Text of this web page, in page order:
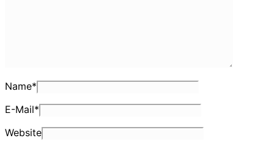
Name*
E-Mail*
Website